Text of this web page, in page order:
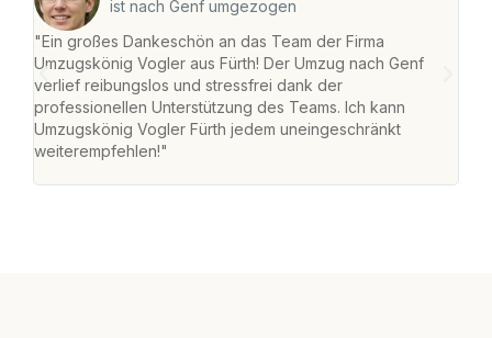
ist nach Genf umgezogen
"Ein großes Dankeschön an das Team der Firma
Umzugskönig Vogler aus Fürth! Der Umzug nach Genf
verlief reibungslos und stressfrei dank der
professionellen Unterstützung des Teams. Ich kann
Umzugskönig Vogler Fürth jedem uneingeschränkt
weiterempfehlen!"